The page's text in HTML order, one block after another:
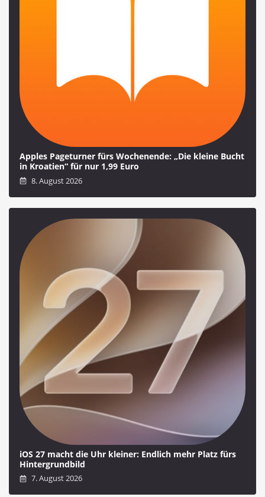
Apples Pageturner fürs Wochenende: „Die kleine Bucht
in Kroatien“ für nur 1,99 Euro
8. August 2026
iOS 27 macht die Uhr kleiner: Endlich mehr Platz fürs
Hintergrundbild
7. August 2026